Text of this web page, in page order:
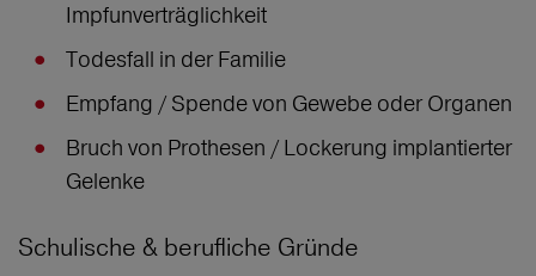
Impfunverträglichkeit
Todesfall in der Familie
Empfang / Spende von Gewebe oder Organen
Bruch von Prothesen / Lockerung implantierter
Gelenke
Schulische & berufliche Gründe